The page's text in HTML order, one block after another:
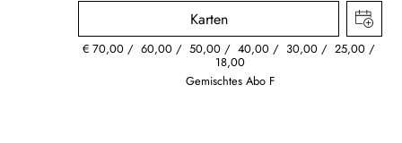
Karten
€ 70,00 60,00 50,00 40,00 30,00 25,00
18,00
Gemischtes Abo F